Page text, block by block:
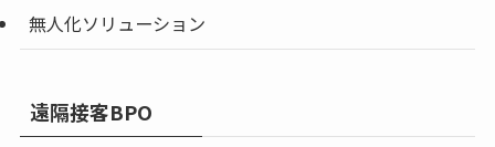
無人化ソリューション
遠隔接客BPO